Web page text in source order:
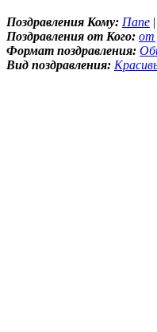
Поздравления Кому: Папе |
Поздравления от Кого: от
Формат поздравления:
Вид поздравления: